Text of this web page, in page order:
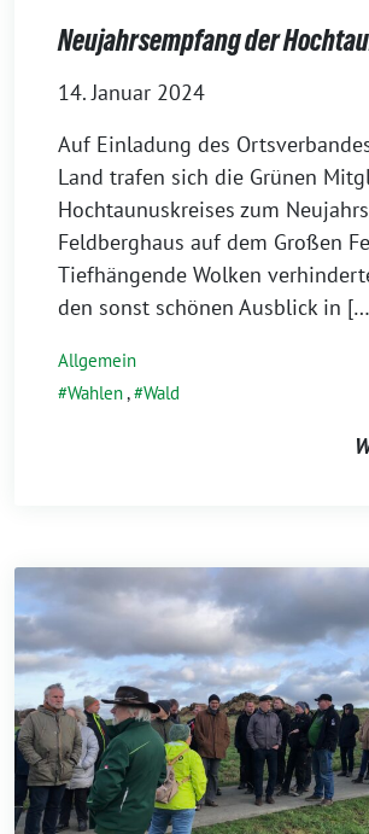
Neujahrsempfang der
14. Januar 2024
Auf Einladung des
Land trafen sich die Grünen
Hochtaunuskreises zum
Feldberghaus auf dem Großen
Tiefhängende Wolken
den sonst schönen Ausblick in
Allgemein
Wahlen, Wald